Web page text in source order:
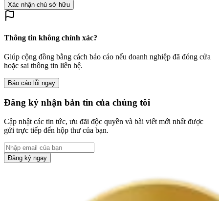
Xác nhận chủ sở hữu
Thông tin không chính xác?
Giúp cộng đồng bằng cách báo cáo nếu doanh nghiệp đã đóng cửa
hoặc sai thông tin liên hệ.
Báo cáo lỗi ngay
Đăng ký nhận bản tin của chúng tôi
Cập nhật các tin tức, ưu đãi độc quyền và bài viết mới nhất được
gửi trực tiếp đến hộp thư của bạn.
Đăng ký ngay